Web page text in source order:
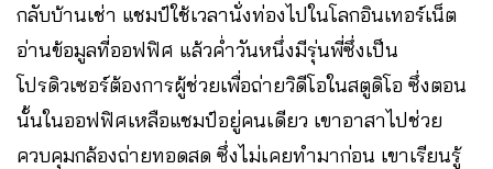
กลับบ้านเช่า แชมป์ใช้เวลานั่งท่องไปในโลกอินเทอร์เน็ต
อ่านข้อมูลที่ออฟฟิศ แล้วค่ำวันหนึ่งมีรุ่นพี่ซึ่งเป็น
โปรดิวเซอร์ต้องการผู้ช่วยเพื่อถ่ายวิดีโอในสตูดิโอ ซึ่งตอน
นั้นในออฟฟิศเหลือแชมป์อยู่คนเดียว เขาอาสาไปช่วย
ควบคุมกล้องถ่ายทอดสด ซึ่งไม่เคยทำมาก่อน เขาเรียนรู้